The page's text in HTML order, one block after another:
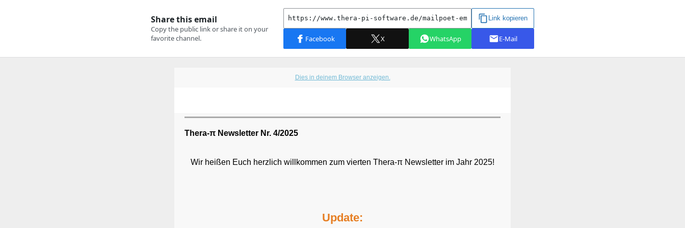
Dies in deinem Browser anzeigen.
Thera-π Newsletter Nr. 4/2025
Wir heißen Euch herzlich willkommen zum vierten Thera-π Newsletter im Jahr 2025!
Update: